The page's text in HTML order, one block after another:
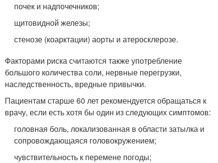
почек и надпочечников;
щитовидной железы;
стенозе (коарктации) аорты и атеросклерозе.
Факторами риска считаются также употребление
большого количества соли, нервные перегрузки,
наследственность, вредные привычки.
Пациентам старше 60 лет рекомендуется обращаться к
врачу, если есть хотя бы один из следующих симптомов:
головная боль, локализованная в области затылка и
сопровождающаяся головокружением;
чувствительность к перемене погоды;